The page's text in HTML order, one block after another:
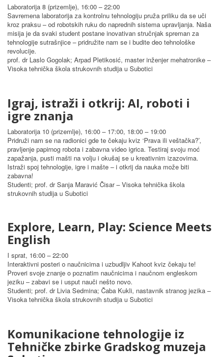
Laboratorija 8 (prizemlje), 16:00 – 22:00
Savremena laboratorija za kontrolnu tehnologiju pruža priliku da se uči
kroz praksu – od robotskih ruku do naprednih sistema upravljanja. Naša
misija je da svaki student postane inovativan stručnjak spreman za
tehnologije sutrašnjice – pridružite nam se i budite deo tehnološke
revolucije.
prof. dr Laslo Gogolak; Arpad Pletikosić, master inženjer mehatronike –
Visoka tehnička škola strukovnih studija u Subotici
Igraj, istraži i otkrij: AI, roboti i
igre znanja
Laboratorija 10 (prizemlje), 16:00 – 17:00, 18:00 – 19:00
Pridruži nam se na radionici gde te čekaju kviz ‘Prava ili veštačka?’,
pravljenje papirnog robota i zabavna video igrica. Testiraj svoju moć
zapažanja, pusti mašti na volju i okušaj se u kreativnim izazovima.
Istraži spoj tehnologije, igre i mašte – i otkrij da nauka može biti
zabavna!
Studenti; prof. dr Sanja Maravić Čisar – Visoka tehnička škola
strukovnih studija u Subotici
Explore, Learn, Play: Science Meets
English
I sprat, 16:00 – 22:00
Interaktivni posteri o naučnicima i uzbudljiv Kahoot kviz čekaju te!
Proveri svoje znanje o poznatim naučnicima i naučnom engleskom
jeziku – zabavi se i usput nauči nešto novo.
Studenti; prof. dr Livia Sedmina; Čaba Kukli, nastavnik stranog jezika –
Visoka tehnička škola strukovnih studija u Subotici
Komunikacione tehnologije iz
Tehničke zbirke Gradskog muzeja